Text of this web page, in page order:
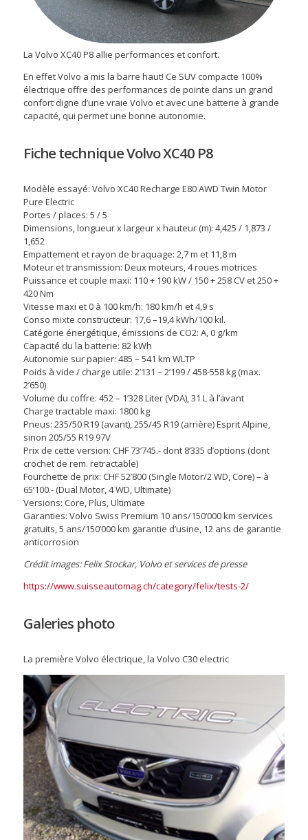
La Volvo XC40 P8 allie performances et confort.
En effet Volvo a mis la barre haut! Ce SUV compacte 100%
électrique offre des performances de pointe dans un grand
confort digne d’une vraie Volvo et avec une batterie à grande
capacité, qui permet une bonne autonomie.
Fiche technique Volvo XC40 P8
Modèle essayé: Volvo XC40 Recharge E80 AWD Twin Motor
Pure Electric
Portes / places: 5 / 5
Dimensions, longueur x largeur x hauteur (m): 4,425 / 1,873 /
1,652
Empattement et rayon de braquage: 2,7 m et 11,8 m
Moteur et transmission: Deux moteurs, 4 roues motrices
Puissance et couple maxi: 110 + 190 kW / 150 + 258 CV et 250 +
420 Nm
Vitesse maxi et 0 à 100 km/h: 180 km/h et 4,9 s
Conso mixte constructeur: 17,6 –19,4 kWh/100 kil.
Catégorie énergétique, émissions de CO2: A, 0 g/km
Capacité du la batterie: 82 kWh
Autonomie sur papier: 485 – 541 km WLTP
Poids à vide / charge utile: 2’131 – 2’199 / 458-558 kg (max.
2’650)
Volume du coffre: 452 – 1’328 Liter (VDA), 31 L à l’avant
Charge tractable maxi: 1800 kg
Pneus: 235/50 R19 (avant), 255/45 R19 (arrière) Esprit Alpine,
sinon 205/55 R19 97V
Prix de cette version: CHF 73’745.- dont 8’335 d’options (dont
crochet de rem. retractable)
Fourchette de prix: CHF 52’800 (Single Motor/2 WD, Core) – à
65’100.- (Dual Motor, 4 WD, Ultimate)
Versions: Core, Plus, Ultimate
Garanties: Volvo Swiss Premium 10 ans/150’000 km services
gratuits, 5 ans/150’000 km garantie d’usine, 12 ans de garantie
anticorrosion
Crédit images: Felix Stockar, Volvo et services de presse
https://www.suisseautomag.ch/category/felix/tests-2/
Galeries photo
La première Volvo électrique, la Volvo C30 electric